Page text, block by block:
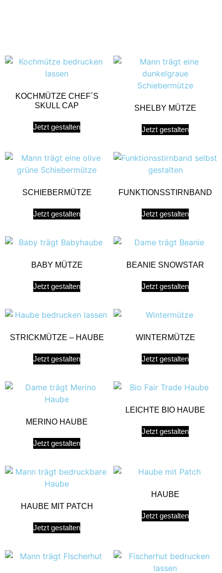
KOCHMÜTZE CHEF´S
SKULL CAP
Jetzt gestalten
SHELBY MÜTZE
Jetzt gestalten
SCHIEBERMÜTZE
Jetzt gestalten
FUNKTIONSSTIRNBAND
Jetzt gestalten
BABY MÜTZE
Jetzt gestalten
BEANIE SNOWSTAR
Jetzt gestalten
STRICKMÜTZE – HAUBE
Jetzt gestalten
WINTERMÜTZE
Jetzt gestalten
MERINO HAUBE
Jetzt gestalten
LEICHTE BIO HAUBE
Jetzt gestalten
HAUBE MIT PATCH
Jetzt gestalten
HAUBE
Jetzt gestalten